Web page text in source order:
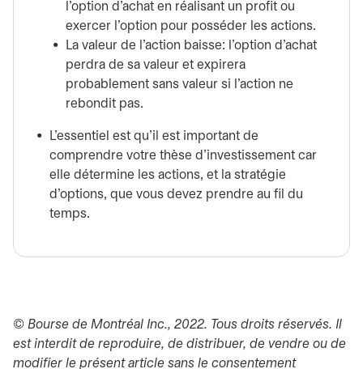
l’option d’achat en réalisant un profit ou
exercer l’option pour posséder les actions.
La valeur de l’action baisse: l’option d’achat
perdra de sa valeur et expirera
probablement sans valeur si l’action ne
rebondit pas.
L’essentiel est qu’il est important de
comprendre votre thèse d’investissement car
elle détermine les actions, et la stratégie
d’options, que vous devez prendre au fil du
temps.
© Bourse de Montréal Inc., 2022. Tous droits réservés. Il
est interdit de reproduire, de distribuer, de vendre ou de
modifier le présent article sans le consentement